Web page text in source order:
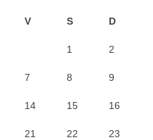
V S D
1 2
7 8 9
14 15 16
21 22 23